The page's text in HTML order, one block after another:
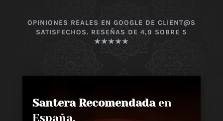
OPINIONES REALES EN GOOGLE DE CLIENT@S
SATISFECHOS. RESEÑAS DE 4,9 SOBRE 5
★★★★★
Santera Recomendadaen
España,